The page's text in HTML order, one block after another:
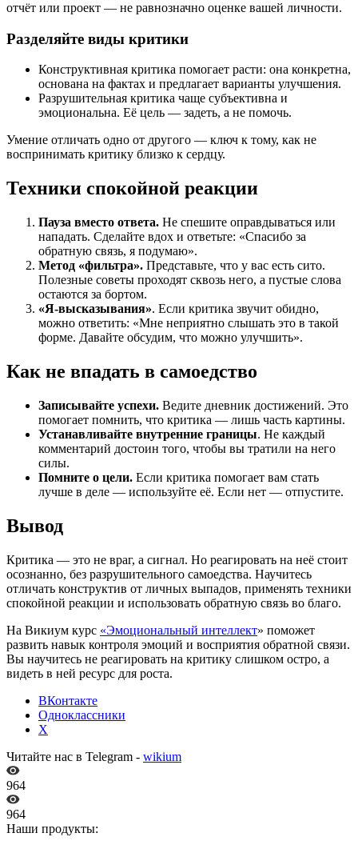
отчёт или проект — не равнозначно оценке вашей личности.
Разделяйте виды критики
Конструктивная критика помогает расти: она конкретна,
основана на фактах и предлагает варианты улучшения.
Разрушительная критика чаще субъективна и
эмоциональна. Её цель — задеть, а не помочь.
Умение отличать одно от другого — ключ к тому, как не
воспринимать критику близко к сердцу.
Техники спокойной реакции
Пауза вместо ответа. Не спешите оправдываться или
нападать. Сделайте вдох и ответьте: «Спасибо за
обратную связь, я подумаю».
Метод «фильтра». Представьте, что у вас есть сито.
Полезные советы проходят сквозь него, а пустые слова
остаются за бортом.
«Я-высказывания». Если критика звучит обидно,
можно ответить: «Мне неприятно слышать это в такой
форме. Давайте обсудим, что можно улучшить».
Как не впадать в самоедство
Записывайте успехи. Ведите дневник достижений. Это
помогает помнить, что критика — лишь часть картины.
Устанавливайте внутренние границы. Не каждый
комментарий достоин того, чтобы вы тратили на него
силы.
Помните о цели. Если критика помогает вам стать
лучше в деле — используйте её. Если нет — отпустите.
Вывод
Критика — это не враг, а сигнал. Но реагировать на неё стоит
осознанно, без разрушительного самоедства. Научитесь
отличать конструктив от личных выпадов, применять техники
спокойной реакции и использовать обратную связь во благо.
На Викиум курс «Эмоциональный интеллект» поможет
развить навык контроля эмоций и восприятия обратной связи.
Вы научитесь не реагировать на критику слишком остро, а
видеть в ней ресурс для роста.
ВКонтакте
Одноклассники
X
Читайте нас в Telegram - wikium
964
964
Наши продукты: